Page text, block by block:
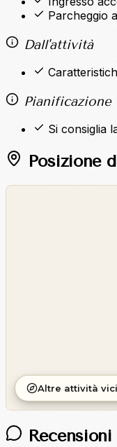
Parcheggio
Dall'attività
Pianificazione
Si consiglia
Posizione
Altre attività